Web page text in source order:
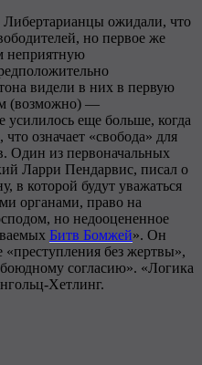
Либертарианцы ожидали, что
но первое же
неприятную
видели в них в первую
(возможно) —
усилилось еще больше, когда
означает «свобода» для
Один из первоначальных
Ларри Пендарвис, писал о
в которой будут уважаться
органами, право на
но недооцененное
Битв Бомжей». Он
«преступления без жертвы»,
согласию». «Логика
Хетлинг.